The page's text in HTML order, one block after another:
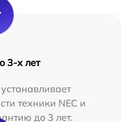
3-х лет
техники NEC и
до 3 лет.